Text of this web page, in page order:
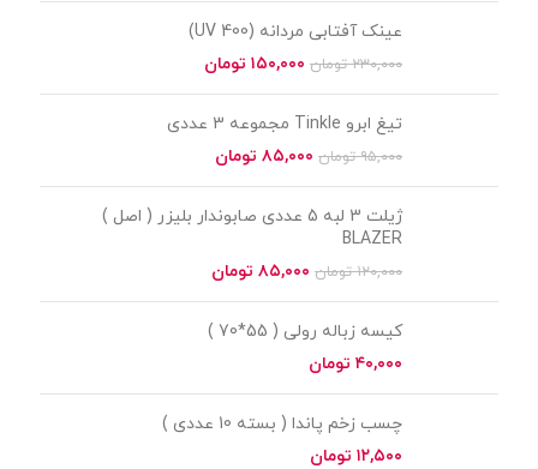
عینک آفتابی مردانه (UV 400)
۲۳۰,۰۰۰ تومان ۱۵۰,۰۰۰ تومان
تیغ ابرو Tinkle مجموعه 3 عددی
۹۵,۰۰۰ تومان ۸۵,۰۰۰ تومان
ژیلت 3 لبه 5 عددی صابوندار بلیزر ( اصل )
BLAZER
۱۲۰,۰۰۰ تومان ۸۵,۰۰۰ تومان
کیسه زباله رولی ( 55*70 )
تومان
چسب زخم پاندا ( بسته 10 عددی )
تومان